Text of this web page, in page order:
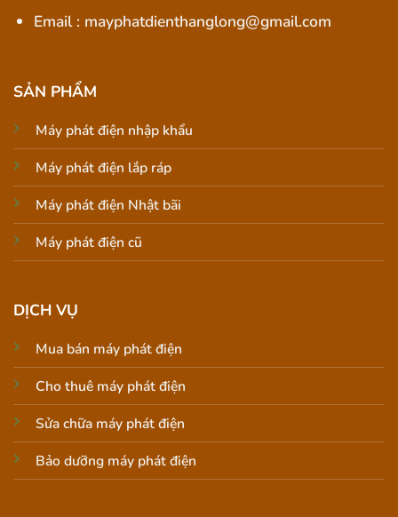
Email : mayphatdienthanglong@gmail.com
SẢN PHẨM
Máy phát điện nhập khẩu
Máy phát điện lắp ráp
Máy phát điện Nhật bãi
Máy phát điện cũ
DỊCH VỤ
Mua bán máy phát điện
Cho thuê máy phát điện
Sửa chữa máy phát điện
Bảo dưỡng máy phát điện